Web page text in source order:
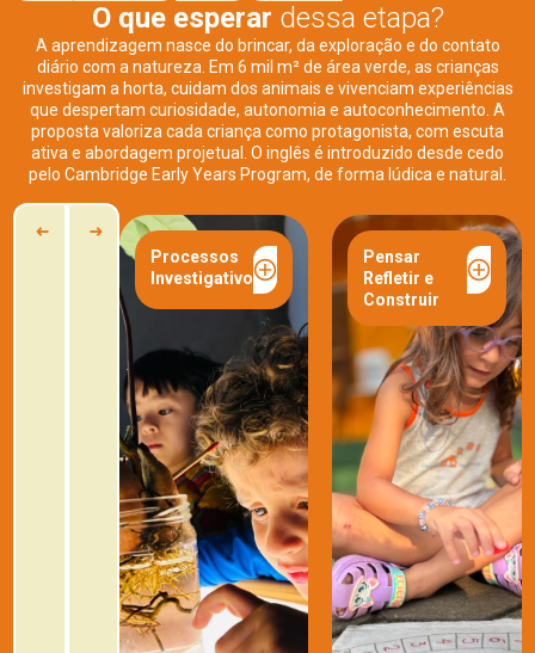
O que esperar dessa etapa?
A aprendizagem nasce do brincar, da exploração e do contato
diário com a natureza. Em 6 mil m² de área verde, as crianças
investigam a horta, cuidam dos animais e vivenciam experiências
que despertam curiosidade, autonomia e autoconhecimento. A
proposta valoriza cada criança como protagonista, com escuta
ativa e abordagem projetual. O inglês é introduzido desde cedo
pelo Cambridge Early Years Program, de forma lúdica e natural.
Processos
Investigativos
Pensar
Refletir e
Construir